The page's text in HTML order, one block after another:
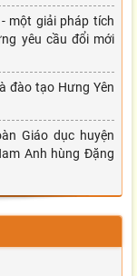
một giải pháp tích
yêu cầu đổi mới
đào tạo Hưng Yên
Giáo dục huyện
Anh hùng Đặng